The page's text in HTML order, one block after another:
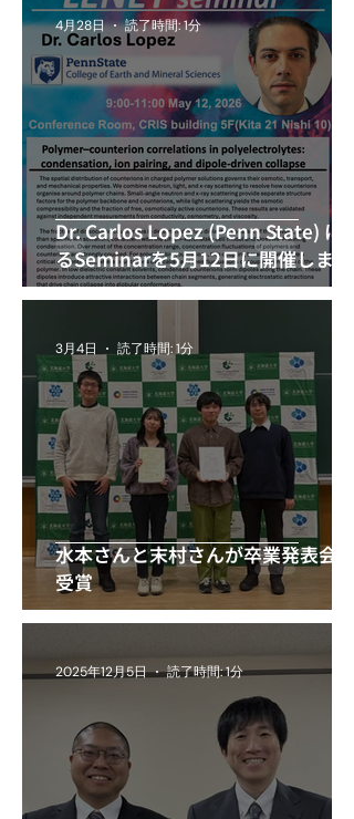
Dr. Carlos Lopez (Penn State) によ
るSeminarを5月12日に開催します
4月28日 読了時間: 1分
水本さんと末村さんが卒業発表会で
受賞
3月4日 読了時間: 1分
2025年12月5日 読了時間: 1分